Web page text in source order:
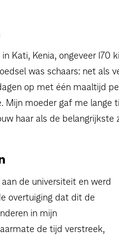
Kati, Kenia, ongeveer
was schaars: net als
op met één maaltijd
Mijn moeder gaf me lange
haar als de belangrijkste
de universiteit en werd
overtuiging dat dit de
in mijn
de tijd verstreek,